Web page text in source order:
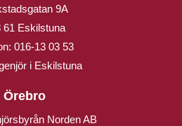
9A
61 Eskilstuna
016-13 03 53
i Eskilstuna
Örebro
Norden AB